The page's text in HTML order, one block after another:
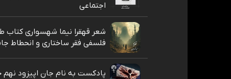
اجتماعی
شعر قهقرا نیما شهسواری کتاب
فلسفی فقر ساختاری و انحطاط
پادکست به نام جان اپیزود